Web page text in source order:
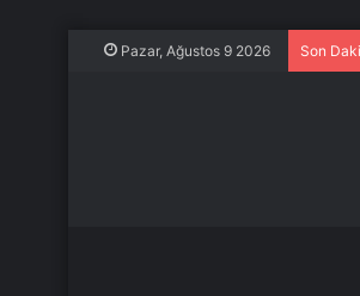
Pazar, Ağustos 9 2026 Son